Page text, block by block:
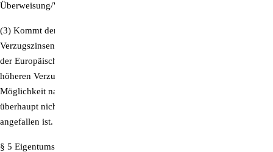
Überweisung/Vorauskasse sowie auf Rechnung nach Erhalt der Ware.
(3) Kommt der Besteller in Zahlungsverzug, so sind wir berechtigt,
Verzugszinsen in Höhe von 5 Prozentpunkten über dem Basiszinssatz
der Europäischen Zentralbank zu fordern. Für den Fall, dass wir einen
höheren Verzugsschaden geltend machen, hat der Besteller die
Möglichkeit nachzuweisen, dass der geltend gemachte Verzugsschaden
überhaupt nicht oder in zumindest wesentlich niedrigerer Höhe
angefallen ist.
§ 5 Eigentumsvorbehalt